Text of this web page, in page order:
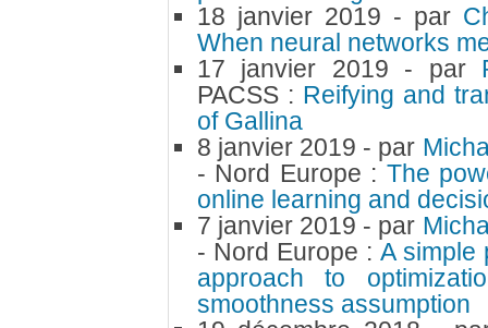
18 janvier 2019 - par
When neural networks
17 janvier 2019 - par
PACSS : Reifying and
of Gallina
8 janvier 2019 - par
- Nord Europe : The
online learning and
7 janvier 2019 - par
- Nord Europe : A simple
approach to
smoothness assumption